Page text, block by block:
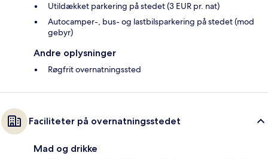
Utildækket parkering på stedet (3 EUR pr. nat)
Autocamper-, bus- og lastbilsparkering på stedet (mod
gebyr)
Andre oplysninger
Røgfrit overnatningssted
Faciliteter på overnatningsstedet
Mad og drikke